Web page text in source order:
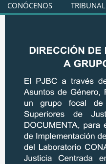
CONÓCENOS TRIBUNAL